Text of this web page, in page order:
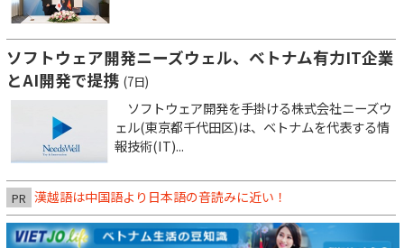
ソフトウェア開発ニーズウェル、ベトナム有力IT企業
とAI開発で提携 (7日)
ソフトウェア開発を手掛ける株式会社ニーズウ
ェル(東京都千代田区)は、ベトナムを代表する情
報技術(IT)...
PR 漢越語は中国語より日本語の音読みに近い！